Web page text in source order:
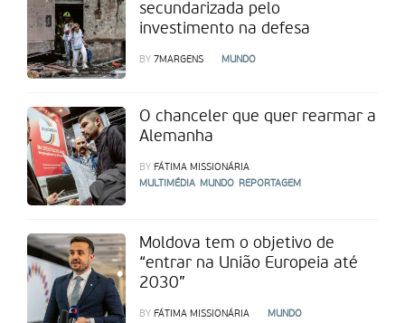
secundarizada pelo
investimento na defesa
BY 7MARGENS MUNDO
O chanceler que quer rearmar a
Alemanha
BY FÁTIMA MISSIONÁRIA
MULTIMÉDIA
MUNDO REPORTAGEM
Moldova tem o objetivo de
“entrar na União Europeia até
2030”
BY FÁTIMA MISSIONÁRIA MUNDO